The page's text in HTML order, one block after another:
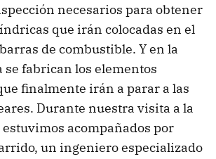
necesarios para obtener
que irán colocadas en el
de combustible. Y en la
se fabrican los elementos
finalmente irán a parar a las
Durante nuestra visita a la
acompañados por
un ingeniero especializado